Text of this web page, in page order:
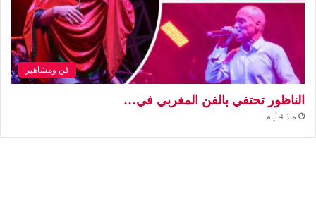
فن ومشاهير
الناظور تحتفي بالفن المغربي في…
منذ 4 أيام